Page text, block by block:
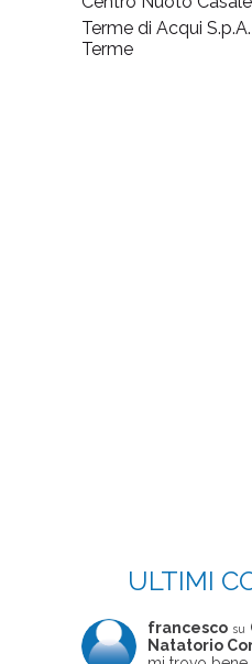
Terme di Acqui
Terme
ULTIMI
francesco su
Natatorio